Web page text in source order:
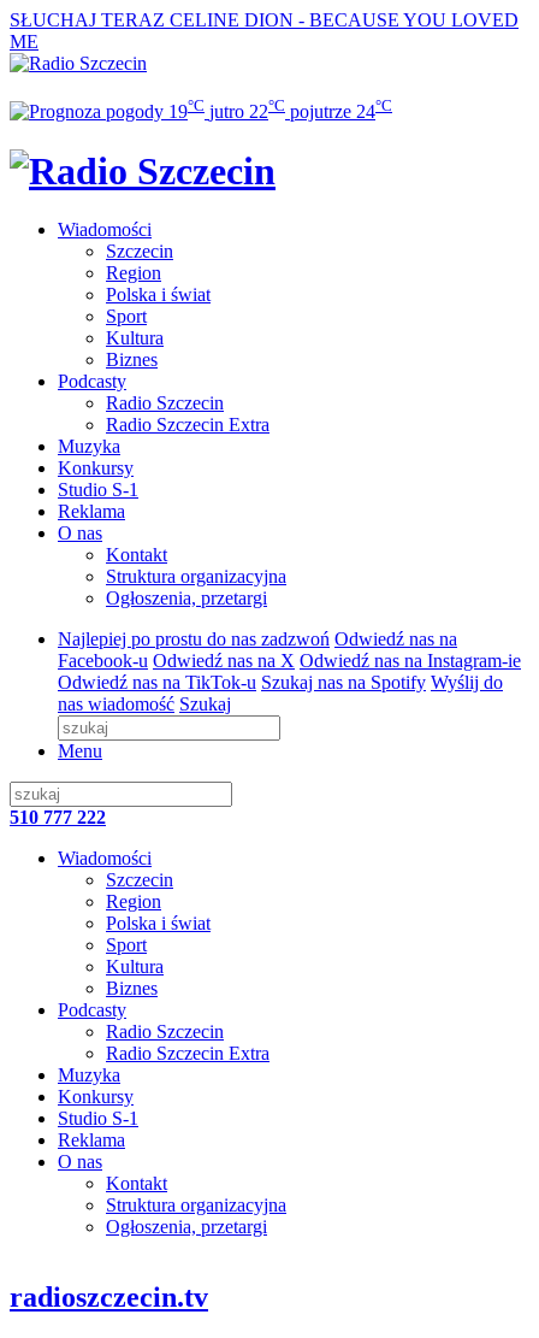
SŁUCHAJ TERAZ CELINE DION - BECAUSE YOU LOVED
ME
19°C jutro 22°C pojutrze 24°C
Wiadomości
Szczecin
Region
Polska i świat
Sport
Kultura
Biznes
Podcasty
Radio Szczecin
Radio Szczecin Extra
Muzyka
Konkursy
Studio S-1
Reklama
O nas
Kontakt
Struktura organizacyjna
Ogłoszenia, przetargi
Najlepiej po prostu do nas zadzwoń Odwiedź nas na
Facebook-u Odwiedź nas na X Odwiedź nas na Instagram-ie
Odwiedź nas na TikTok-u Szukaj nas na Spotify Wyślij do
nas wiadomość Szukaj
Menu
510 777 222
Wiadomości
Szczecin
Region
Polska i świat
Sport
Kultura
Biznes
Podcasty
Radio Szczecin
Radio Szczecin Extra
Muzyka
Konkursy
Studio S-1
Reklama
O nas
Kontakt
Struktura organizacyjna
Ogłoszenia, przetargi
radioszczecin.tv